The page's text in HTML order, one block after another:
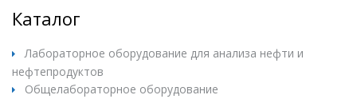
Каталог
Лабораторное оборудование для анализа нефти и
нефтепродуктов
Общелабораторное оборудование